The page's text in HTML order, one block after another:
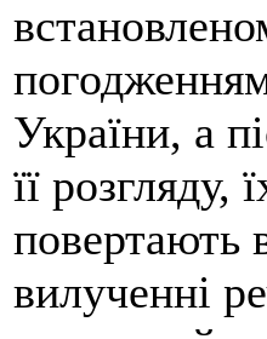
України, а
її
повертають
вилученні